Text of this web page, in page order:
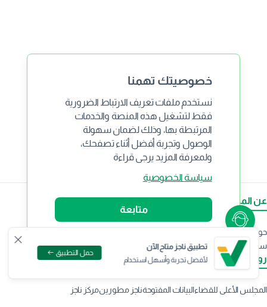
خصوصيتك تهمنا
نستخدم ملفات تعريف الارتباط الضرورية
فقط لتشغيل هذه المنصة والخدمات
المرتبطة بها، وذلك لضمان سهولة
الوصول وتجربة أفضل أثناء تصفحك،
ولمعرفة المزيد يرجى قراءة
سياسة الخصوصية
متابعة
عن المنصة
حول ناجز
سياسة استخدام قنوات التواصلدليل استقبال ومعالجة الشكاوى
روابط مهمة
المجلس الأعلى للقضاءالبيانات المفتوحةناجز مطورينمركز ناجز
تطبيق ناجز متاح الآن
لأفضل تجربة وأسهل استخدام
حمل التطبيق